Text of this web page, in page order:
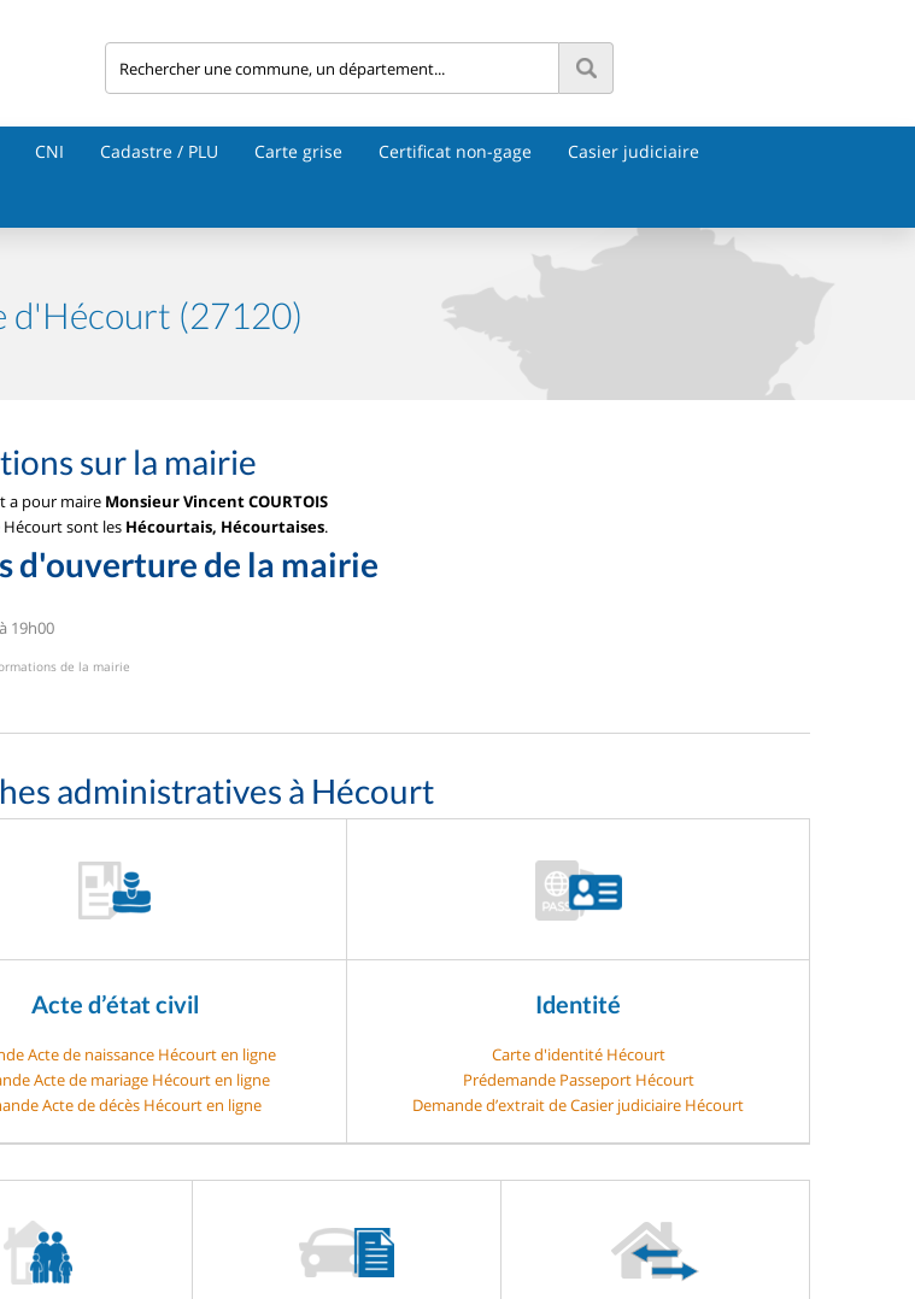
CNI Cadastre / PLU Carte grise Certificat non-gage Casier judiciaire
d'Hécourt (27120)
sur la mairie
a pour maire Monsieur Vincent COURTOIS
sont les Hécourtais, Hécourtaises.
d'ouverture de la mairie
19h00
de la mairie
administratives à Hécourt
Acte d’état civil
Acte de naissance Hécourt en ligne
Acte de mariage Hécourt en ligne
Acte de décès Hécourt en ligne
Identité
Carte d'identité Hécourt
Prédemande Passeport Hécourt
Demande d’extrait de Casier judiciaire Hécourt